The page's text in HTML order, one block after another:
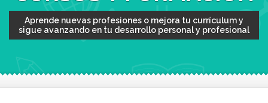
Aprende nuevas profesiones o mejora tu currículum y
sigue avanzando en tu desarrollo personal y profesional